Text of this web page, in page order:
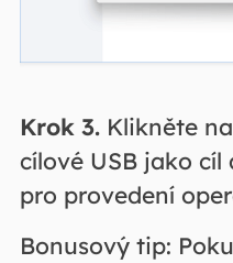
Krok 3.Klikněte
cílové USB jako
pro provedení
Bonusový tip: